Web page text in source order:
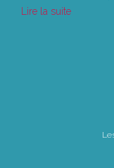
Lire la suite